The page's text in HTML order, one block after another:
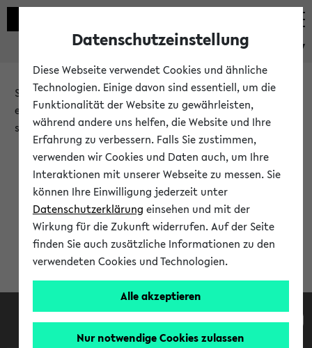
eKVV
Sie möchten auf eine eKVV Funktion zugreifen, die Ihnen
erst nach einer Anmeldung am System zur Verfügung
steht.
Bitte melden Sie sich an:
Anmeldung am eKVV
Datenschutzeinstellung
Diese Webseite verwendet Cookies und ähnliche
Technologien. Einige davon sind essentiell, um die
Funktionalität der Website zu gewährleisten,
während andere uns helfen, die Website und Ihre
Erfahrung zu verbessern. Falls Sie zustimmen,
verwenden wir Cookies und Daten auch, um Ihre
Interaktionen mit unserer Webseite zu messen. Sie
können Ihre Einwilligung jederzeit unter
Datenschutzerklärung einsehen und mit der
Wirkung für die Zukunft widerrufen. Auf der Seite
finden Sie auch zusätzliche Informationen zu den
verwendeten Cookies und Technologien.
Alle akzeptieren
Nur notwendige Cookies zulassen